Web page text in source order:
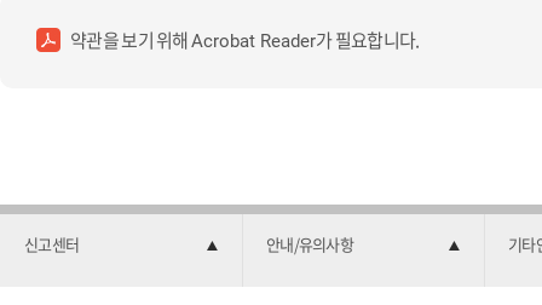
약관을 보기 위해Acrobat Reader가 필요합니다.
신고센터 안내/유의사항 기타